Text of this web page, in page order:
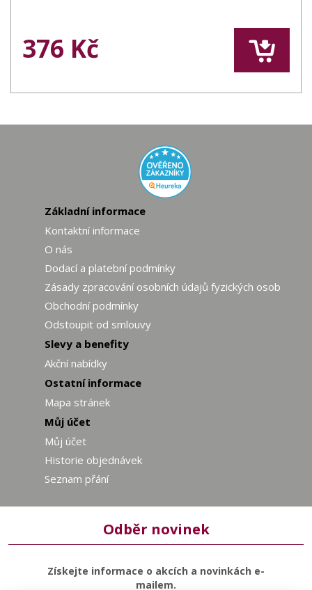
376 Kč
Základní informace
Kontaktní informace
O nás
Dodací a platební podmínky
Zásady zpracování osobních údajů fyzických osob
Obchodní podmínky
Odstoupit od smlouvy
Slevy a benefity
Akční nabídky
Ostatní informace
Mapa stránek
Můj účet
Můj účet
Historie objednávek
Seznam přání
Odběr novinek
Získejte informace o akcích a novinkách e-
mailem.